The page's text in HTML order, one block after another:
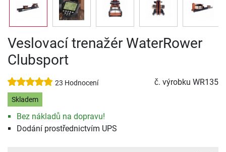
Veslovací trenažér WaterRower
Clubsport
23 Hodnocení č. výrobku WR135
Skladem
Bez nákladů na dopravu!
Dodání prostřednictvím UPS